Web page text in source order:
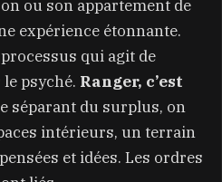
ou son appartement de
expérience étonnante.
qui agit de
psyché. Ranger, c’est
séparant du surplus, on
intérieurs, un terrain
et idées. Les ordres